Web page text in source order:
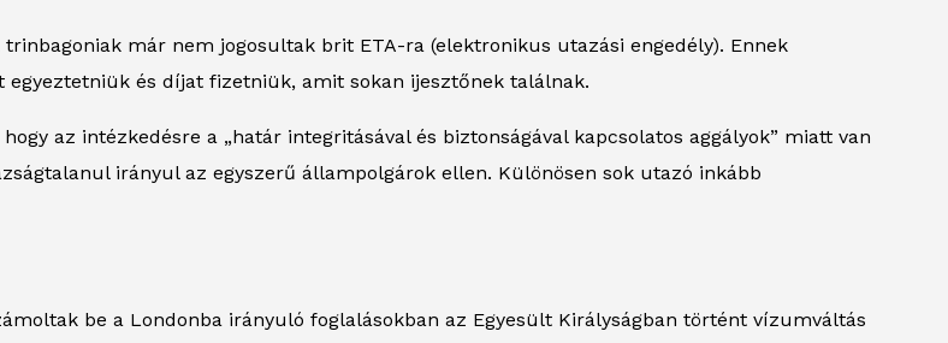
már nem jogosultak brit ETA-ra (elektronikus utazási engedély). Ennek
és díjat fizetniük, amit sokan ijesztőnek találnak.
az intézkedésre a „határ integritásával és biztonságával kapcsolatos aggályok” miatt van
irányul az egyszerű állampolgárok ellen. Különösen sok utazó inkább
be a Londonba irányuló foglalásokban az Egyesült Királyságban történt vízumváltás